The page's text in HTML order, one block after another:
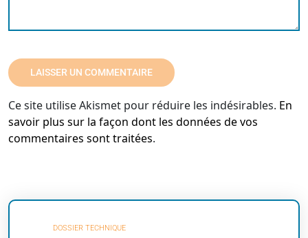
Ce site utilise Akismet pour réduire les indésirables. En
savoir plus sur la façon dont les données de vos
commentaires sont traitées.
DOSSIER TECHNIQUE